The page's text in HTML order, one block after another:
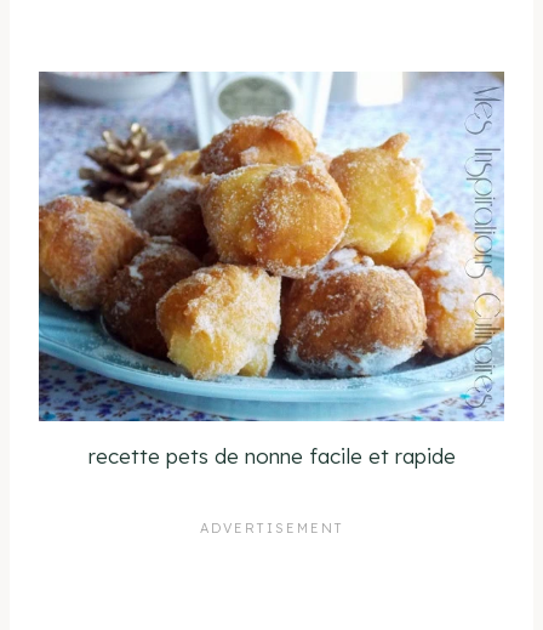
recette pets de nonne facile et rapide